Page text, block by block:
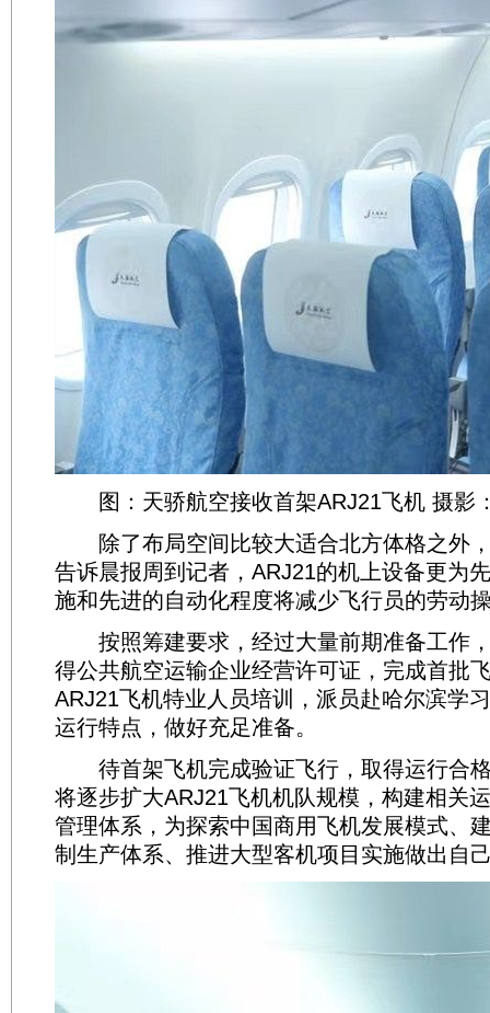
图：天骄航空接收首架ARJ21飞机 摄影
除了布局空间比较大适合北方体格之外
告诉晨报周到记者，ARJ21的机上设备更为
施和先进的自动化程度将减少飞行员的劳动
按照筹建要求，经过大量前期准备工作
得公共航空运输企业经营许可证，完成首批
ARJ21飞机特业人员培训，派员赴哈尔滨学
运行特点，做好充足准备。
待首架飞机完成验证飞行，取得运行合
将逐步扩大ARJ21飞机机队规模，构建相关
管理体系，为探索中国商用飞机发展模式、
制生产体系、推进大型客机项目实施做出自